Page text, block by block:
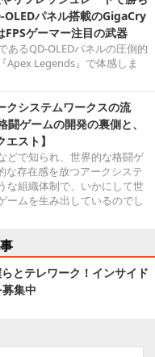
OLEDパネル搭載のGigaCry
ゲーマー注目の武器
あるQD-OLEDパネルの圧倒的
Apex Legends』で体感しま
クシステムワークスの流
ゲームの開発の裏側と、
スト】
どで知られ、世界的な格闘ゲ
な存在感を放つアークシステ
な組織体制で、いかにして世
ームを生み出しているのでし
とテレワーク！インサイド
集中